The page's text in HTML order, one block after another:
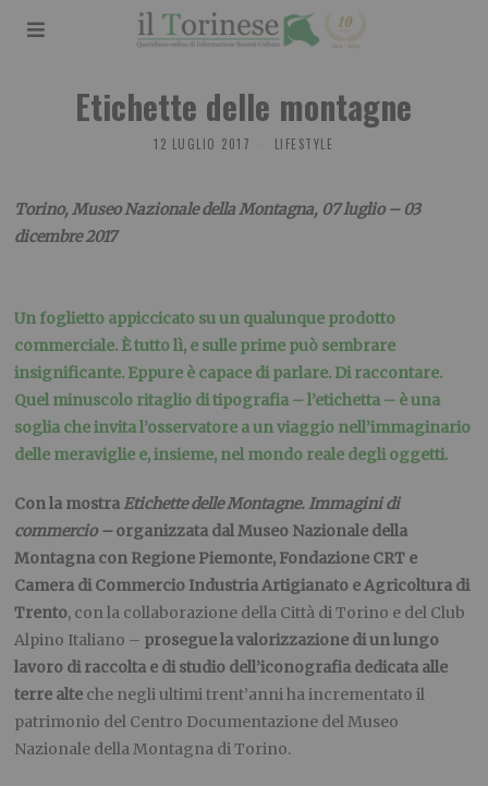
Etichette delle montagne
12 LUGLIO 2017 LIFESTYLE
Torino, Museo Nazionale della Montagna, 07 luglio – 03
dicembre 2017
Un foglietto appiccicato su un qualunque prodotto
commerciale. È tutto lì, e sulle prime può sembrare
insignificante. Eppure è capace di parlare. Di raccontare.
Quel minuscolo ritaglio di tipografia – l’etichetta – è una
soglia che invita l’osservatore a un viaggio nell’immaginario
delle meraviglie e, insieme, nel mondo reale degli oggetti.
Con la mostraEtichettedelle Montagne. Immagini di
commercio –organizzata dal Museo Nazionale della
Montagna con Regione Piemonte, Fondazione CRT e
Camera di Commercio Industria Artigianato e Agricoltura di
Trento, con la collaborazione della Città di Torino e del Club
Alpino Italiano – prosegue la valorizzazione di un lungo
lavoro di raccolta e di studio dell’iconografia dedicata alle
terre alte che negli ultimi trent’anni ha incrementato il
patrimonio del Centro Documentazione del Museo
Nazionale della Montagna di Torino.